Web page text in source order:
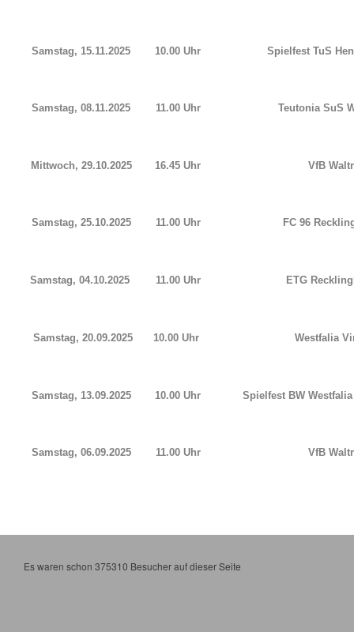
Samstag, 15.11.2025 10.00 Uhr Spielfest TuS
Samstag, 08.11.2025 11.00 Uhr Teutonia SuS
Mittwoch, 29.10.2025 16.45 Uhr VfB
Samstag, 25.10.2025 11.00 Uhr FC 96
Samstag, 04.10.2025 11.00 Uhr ETG
Samstag, 20.09.2025 10.00 Uhr Westfalia
Samstag, 13.09.2025 10.00 Uhr Spielfest BW
Samstag, 06.09.2025 11.00 Uhr VfB
Es waren schon 375310 Besucher auf dieser Seite